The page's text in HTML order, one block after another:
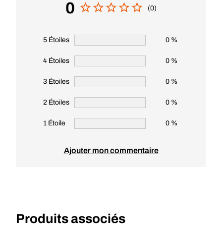
0 (0)
5 Étoiles 0 %
4 Étoiles 0 %
3 Étoiles 0 %
2 Étoiles 0 %
1 Étoile 0 %
Ajouter mon commentaire
Produits associés